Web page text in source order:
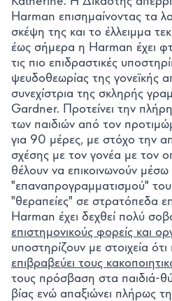
Harman επισημαίνοντας τα
σκέψη της και το έλλειμμα
έως σήμερα η Harman έχει
τις πιο επιδραστικές
ψευδοθεωρίας της γονεϊκής
συνεχίστρια της σκληρής
Gardner. Προτείνει την
των παιδιών από τον
για 90 μέρες, με στόχο την
σχέσης με τον γονέα με τον
θέλουν να επικοινωνούν μέσω
"επαναπρογραμματισμού"
"θεραπείες" σε στρατόπεδα
Harman έχει δεχθεί πολύ
επιστημονικούς φορείς και
υποστηρίζουν με στοιχεία ότι
επιβραβεύει τους
τους πρόσβαση στα παιδιά-
βίας ενώ απαξιώνει πλήρως